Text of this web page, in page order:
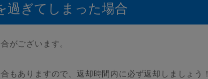
過ぎてしまった場合
がございます。
もありますので、返却時間内に必ず返却しましょう！